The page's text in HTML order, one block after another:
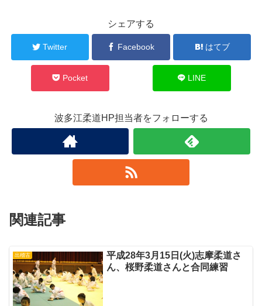
シェアする
Twitter Facebook はてブ
Pocket LINE
波多江柔道HP担当者をフォローする
関連記事
出稽古
平成28年3月15日(火)志摩柔道さ
ん、桜野柔道さんと合同練習